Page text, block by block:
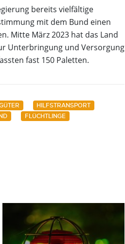
bereits vielfältige
mit dem Bund einen
Mitte März 2023 hat das Land
Unterbringung und Versorgung
fast 150 Paletten.
HILFSTRANSPORT
FLÜCHTLINGE